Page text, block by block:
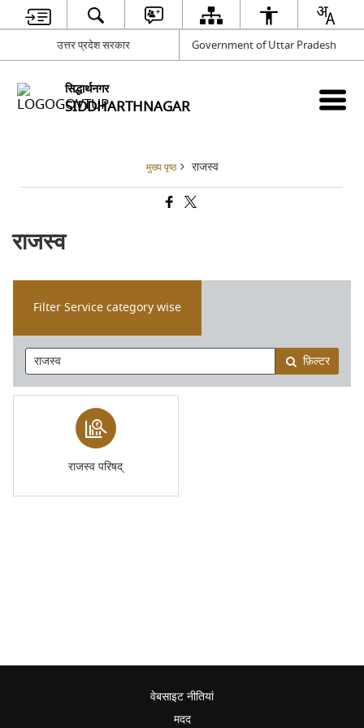
उत्तर प्रदेश सरकार Government of Uttar Pradesh
सिद्धार्थनगर
SIDDHARTHNAGAR
मुख्य पृष्ठ राजस्व
राजस्व
Filter Service category wise
फ़िल्टर
राजस्व परिषद्
वेबसाइट नीतियां
मदद